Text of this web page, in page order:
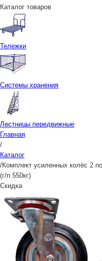
Каталог товаров
Тележки
Системы хранения
Лестницы передвижные
Главная
/
Каталог
/Комплект усиленных колёс 2
(г/п 550кг)
Скидка